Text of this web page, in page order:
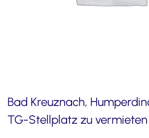
Bad Kreuznach,
TG-Stellplatz zu vermieten